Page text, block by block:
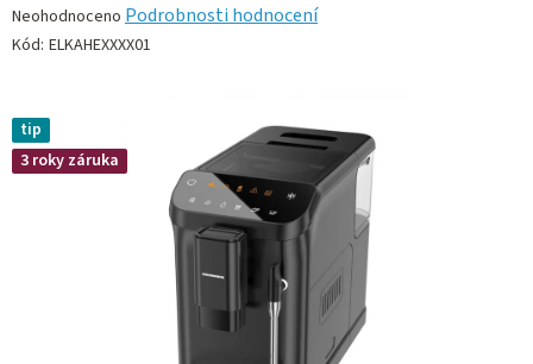
Průměrné
hodnocení
0,0
z 5
hvězdiček.
Neohodnoceno Podrobnosti hodnocení
Kód: ELKAHEXXXX01
tip
3 roky záruka